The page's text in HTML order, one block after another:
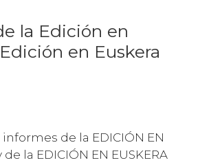
la Edición en
en Euskera
de la EDICIÓN EN
de la EDICIÓN EN EUSKERA